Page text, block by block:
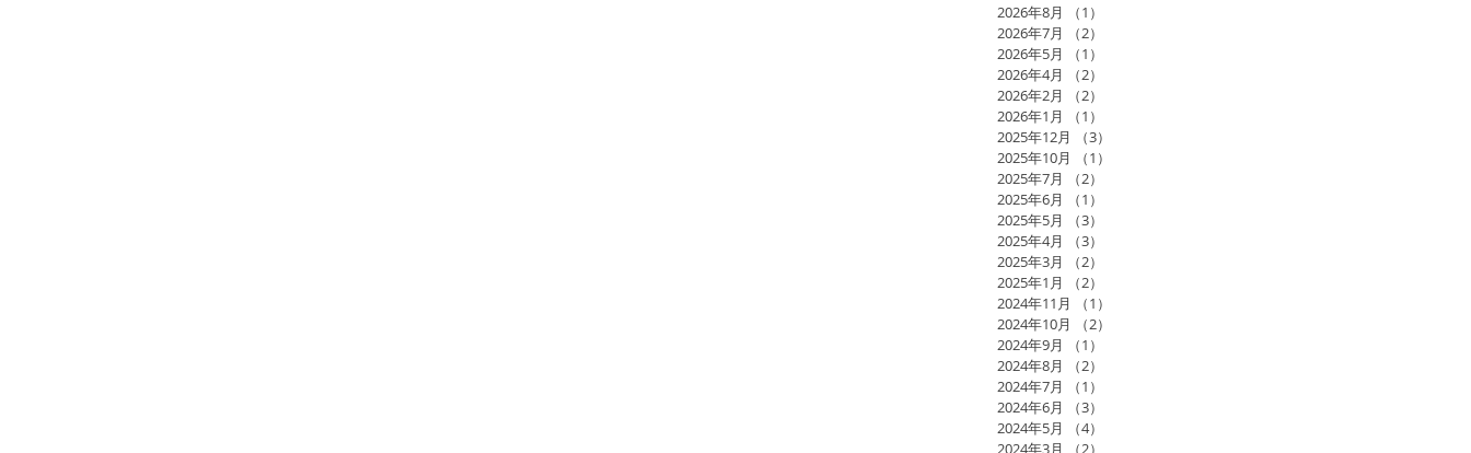
2026年8月 （1）
2026年7月
（2）
2026年5月
（1）
2026年4月
（2）
2026年2月
（2）
2026年1月
（1）
2025年12月
（3）
2025年10月
（1）
2025年7月
（2）
2025年6月
（1）
2025年5月
（3）
2025年4月
（3）
2025年3月
（2）
2025年1月
（2）
2024年11月
（1）
2024年10月
（2）
2024年9月
（1）
2024年8月
（2）
2024年7月
（1）
2024年6月
（3）
2024年5月
（4）
2024年3月
（2）